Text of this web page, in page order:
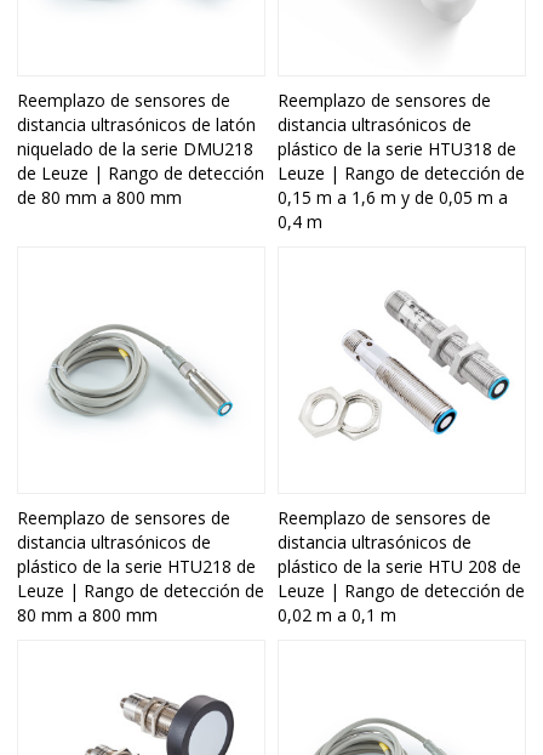
Reemplazo de sensores de
distancia ultrasónicos de latón
niquelado de la serie DMU218
de Leuze | Rango de detección
de 80 mm a 800 mm
Reemplazo de sensores de
distancia ultrasónicos de
plástico de la serie HTU318 de
Leuze | Rango de detección de
0,15 m a 1,6 m y de 0,05 m a
0,4 m
Reemplazo de sensores de
distancia ultrasónicos de
plástico de la serie HTU218 de
Leuze | Rango de detección de
80 mm a 800 mm
Reemplazo de sensores de
distancia ultrasónicos de
plástico de la serie HTU 208 de
Leuze | Rango de detección de
0,02 m a 0,1 m